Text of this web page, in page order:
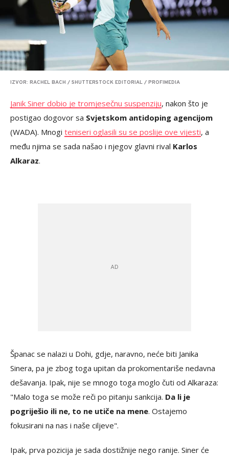
IZVOR: RACHEL BACH / SHUTTERSTOCK EDITORIAL / PROFIMEDIA
Janik Siner dobio je tromjesečnu suspenziju, nakon što je
postigao dogovor sa Svjetskom antidoping agencijom
(WADA). Mnogi teniseri oglasili su se poslije ove vijesti, a
među njima se sada našao i njegov glavni rival Karlos
Alkaraz.
Španac se nalazi u Dohi, gdje, naravno, neće biti Janika
Sinera, pa je zbog toga upitan da prokomentariše nedavna
dešavanja. Ipak, nije se mnogo toga moglo čuti od Alkaraza:
"Malo toga se može reči po pitanju sankcija. Da li je
pogriješio ili ne, to ne utiče na mene. Ostajemo
fokusirani na nas i naše ciljeve".
Ipak, prva pozicija je sada dostižnije nego ranije. Siner će